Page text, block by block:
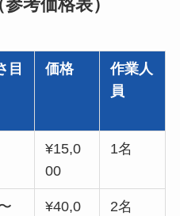
考価格表）
目
価格
作業人
員
¥15,0
00
1名
¥40,0
2名